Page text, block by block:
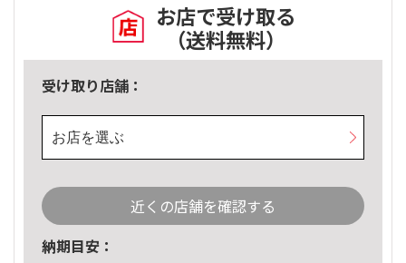
お店で受け取る
（送料無料）
受け取り店舗：
お店を選ぶ
近くの店舗を確認する
納期目安：